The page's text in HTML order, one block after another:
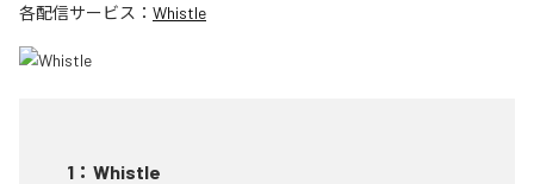
各配信サービス： Whistle
1 ： Whistle